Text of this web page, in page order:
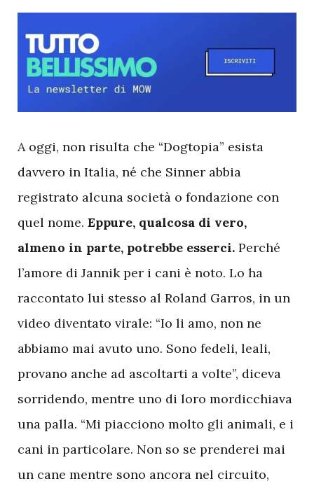
Aoggi, non risulta che “Dogtopia” esista
davvero in Italia, né che Sinner abbia
registrato alcuna società o fondazione con
quel nome. Eppure, qualcosa di vero,
almeno in parte, potrebbe esserci. Perché
l’amore di Jannik per i cani è noto. Lo ha
raccontato lui stesso al Roland Garros, in un
video diventato virale: “Io li amo, non ne
abbiamo mai avuto uno. Sono fedeli, leali,
provano anche ad ascoltarti a volte”, diceva
sorridendo, mentre uno di loro mordicchiava
una palla. “Mi piacciono molto gli animali, e i
cani in particolare. Non so se prenderei mai
un cane mentre sono ancora nel circuito,